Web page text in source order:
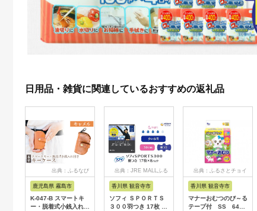
日用品・雑貨に関連しているおすすめの返礼品
出典：ふるなび
鹿児島県 霧島市
K-047-B スマートキ
ー・脱着式小銭入れ付
出典：JRE MALLふる
香川県 観音寺市
ソフィ ＳＰＯＲＴＳ
３００羽つき 17枚 ×8
出典：ふるさとチョイ
香川県 観音寺市
マナーおむつのび～る
テープ付 SS 64枚